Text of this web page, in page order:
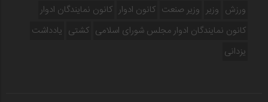
ورزش وزیر وزیر صنعت کانون ادوار کانون نمایندگان ادوار
کانون نمایندگان ادوار مجلس شورای اسلامی کشتی یادداشت
یزدانی